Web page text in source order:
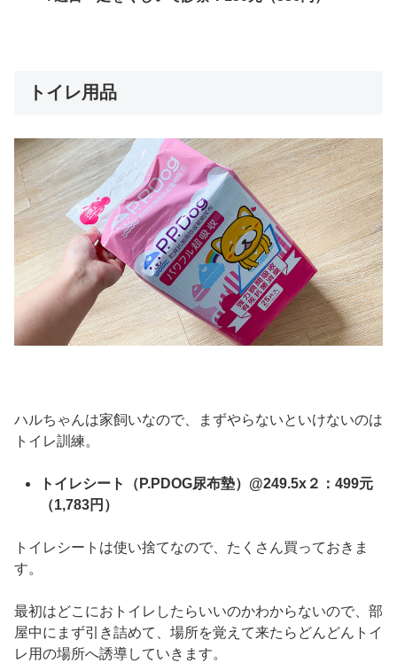
トイレ用品
ハルちゃんは家飼いなので、まずやらないといけないのは
トイレ訓練。
トイレシート（P.PDOG尿布墊）@249.5x２：499元
（1,783円）
トイレシートは使い捨てなので、たくさん買っておきま
す。
最初はどこにおトイレしたらいいのかわからないので、部
屋中にまず引き詰めて、場所を覚えて来たらどんどんトイ
レ用の場所へ誘導していきます。